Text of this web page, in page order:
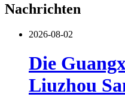
Nachrichten
2026-08-02
Die
Liuzhou